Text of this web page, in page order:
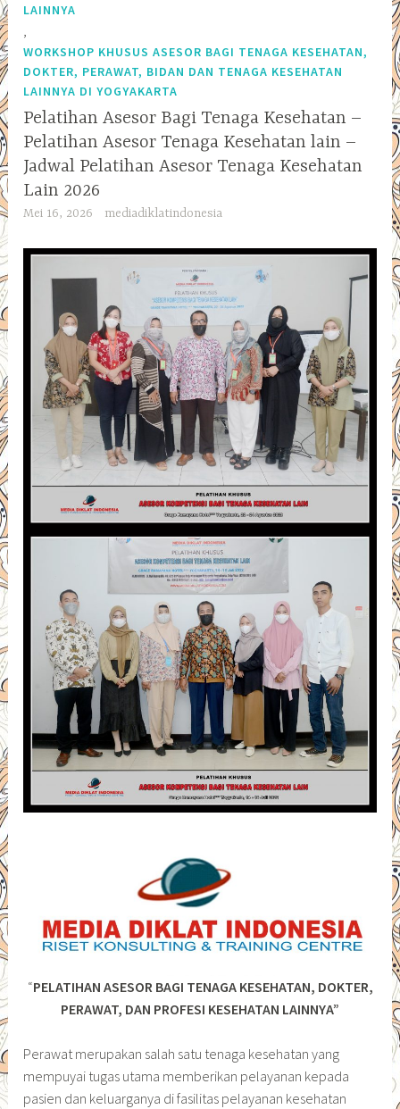
LAINNYA
WORKSHOP KHUSUS ASESOR BAGI TENAGA KESEHATAN,
DOKTER, PERAWAT, BIDAN DAN TENAGA KESEHATAN
LAINNYA DI YOGYAKARTA
Pelatihan Asesor Bagi Tenaga Kesehatan –
Pelatihan Asesor Tenaga Kesehatan lain –
Jadwal Pelatihan Asesor Tenaga Kesehatan
Lain 2026
Mei 16, 2026 mediadiklatindonesia
“PELATIHAN ASESOR BAGI TENAGA KESEHATAN, DOKTER,
PERAWAT, DAN PROFESI KESEHATAN LAINNYA”
Perawat merupakan salah satu tenaga kesehatan yang
mempuyai tugas utama memberikan pelayanan kepada
pasien dan keluarganya di fasilitas pelayanan kesehatan